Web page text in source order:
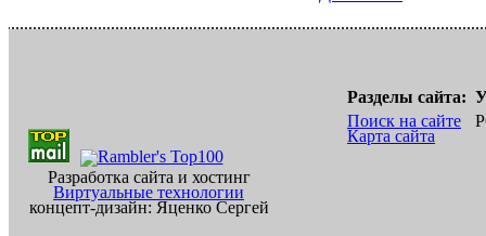
Разработка сайта и хостинг
Виртуальные технологии
концепт-дизайн: Яценко Сергей
Разделы сайта:
Поиск на сайте
Карта сайта